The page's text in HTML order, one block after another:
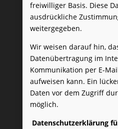
freiwilliger Basis. Diese
ausdrückliche
weitergegeben.
Wir weisen darauf hin,
Datenübertragung im
Kommunikation per E-
aufweisen kann. Ein
Daten vor dem Zugriff
möglich.
Datenschutzerklärung